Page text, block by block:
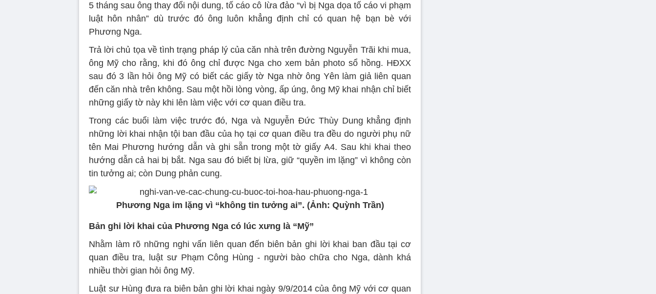
5 tháng sau ông thay đổi nội dung, tố cáo cô lừa đảo “vì bị Nga dọa tố cáo vi phạm
luật hôn nhân” dù trước đó ông luôn khẳng định chỉ có quan hệ bạn bè với
Phương Nga.
Trả lời chủ tọa về tình trạng pháp lý của căn nhà trên đường Nguyễn Trãi khi mua,
ông Mỹ cho rằng, khi đó ông chỉ được Nga cho xem bản photo sổ hồng. HĐXX
sau đó 3 lần hỏi ông Mỹ có biết các giấy tờ Nga nhờ ông Yên làm giả liên quan
đến căn nhà trên không. Sau một hồi lòng vòng, ấp úng, ông Mỹ khai nhận chỉ biết
những giấy tờ này khi lên làm việc với cơ quan điều tra.
Trong các buổi làm việc trước đó, Nga và Nguyễn Đức Thùy Dung khẳng định
những lời khai nhận tội ban đầu của họ tại cơ quan điều tra đều do người phụ nữ
tên Mai Phương hướng dẫn và ghi sẵn trong một tờ giấy A4. Sau khi khai theo
hướng dẫn cả hai bị bắt. Nga sau đó biết bị lừa, giữ “quyền im lặng” vì không còn
tin tưởng ai; còn Dung phản cung.
Phương Nga im lặng vì “không tin tưởng ai”. (Ảnh: Quỳnh Trần)
Bản ghi lời khai của Phương Nga có lúc xưng là “Mỹ”
Nhằm làm rõ những nghi vấn liên quan đến biên bản ghi lời khai ban đầu tại cơ
quan điều tra, luật sư Phạm Công Hùng - người bào chữa cho Nga, dành khá
nhiều thời gian hỏi ông Mỹ.
Luật sư Hùng đưa ra biên bản ghi lời khai ngày 9/9/2014 của ông Mỹ với cơ quan